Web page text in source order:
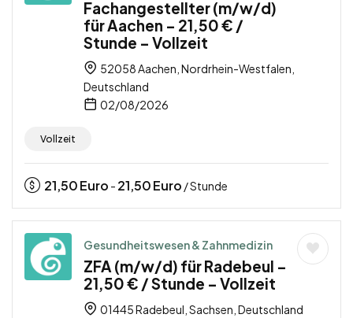
Fachangestellter (m/w/d)
für Aachen – 21,50 € /
Stunde – Vollzeit
52058 Aachen, Nordrhein-Westfalen,
Deutschland
02/08/2026
Vollzeit
21,50Euro - 21,50Euro / Stunde
Gesundheitswesen & Zahnmedizin
ZFA (m/w/d) für Radebeul –
21,50 € / Stunde – Vollzeit
01445 Radebeul, Sachsen, Deutschland